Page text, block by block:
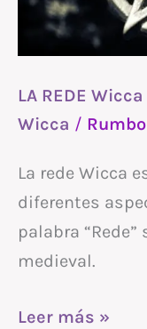
LA REDE Wicca
Wicca /
La rede Wicca
diferentes
palabra
medieval.
Leer más »